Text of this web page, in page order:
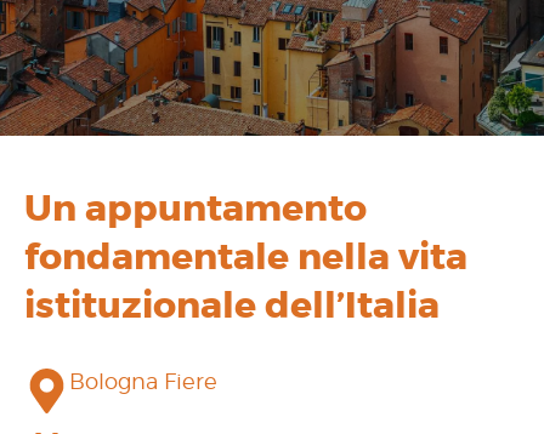
Un appuntamento
fondamentale nella vita
istituzionale dell’Italia
Bologna Fiere